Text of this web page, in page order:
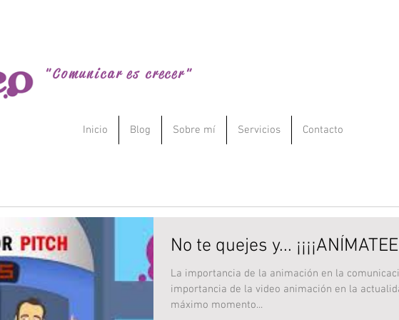
"Comunicar es crecer"
Inicio Blog Sobre mí Servicios Contacto
No te quejes y...
La importancia de la animación en la
importancia de la video animación en la
máximo momento...